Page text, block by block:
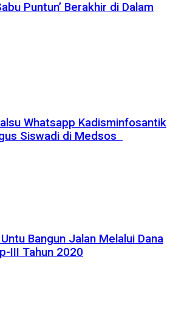
Puntun’ Berakhir di Dalam
Whatsapp Kadisminfosantik
Siswadi di Medsos
Bangun Jalan Melalui Dana
III Tahun 2020